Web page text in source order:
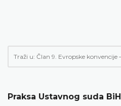
Praksa Ustavnog suda BiH